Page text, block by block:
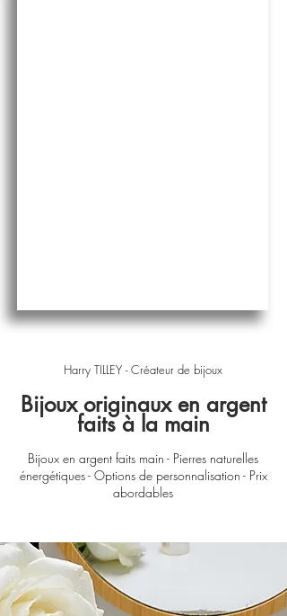
Harry TILLEY - Créateur de bijoux
Bijoux originaux en argent
faits à la main
Bijoux en argent faits main - Pierres naturelles
énergétiques - Options de personnalisation - Prix
abordables